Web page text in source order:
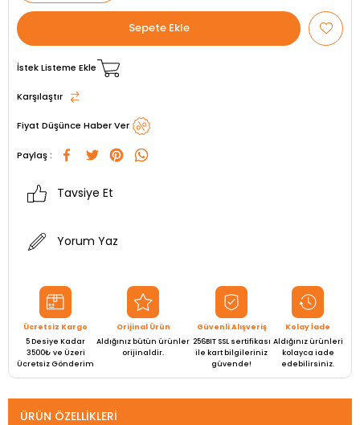
İstek Listeme Ekle
Karşılaştır
Fiyat Düşünce Haber Ver
Paylaş :
Tavsiye Et
Yorum Yaz
Ücretsiz Kargo
5 Desiye Kadar
3500₺ ve Üzeri
Ücretsiz Gönderim
Orijinal Ürün
Aldığınız bütün ürünler
orijinaldir.
Güvenli Alışveriş
256BIT SSL sertifikası
ile kart bilgileriniz
güvende!
Kolay İade
Aldığınız ürünleri
kolayca iade
edebilirsiniz.
ÜRÜN ÖZELLIKLERI